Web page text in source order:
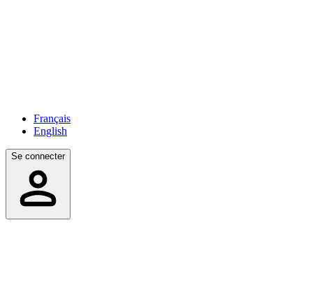
Français
English
Se connecter